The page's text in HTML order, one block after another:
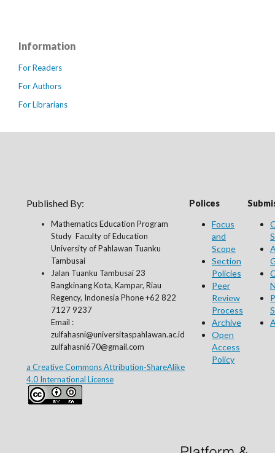
Information
For Readers
For Authors
For Librarians
Published By:
Mathematics Education Program
Study Faculty of Education
University of Pahlawan Tuanku
Tambusai
Jalan Tuanku Tambusai 23
Bangkinang Kota, Kampar, Riau
Regency, Indonesia Phone +62 822
7127 9237
Email :
zulfahasni@universitaspahlawan.ac.id
zulfahasni670@gmail.com
a Creative Commons Attribution-ShareAlike
4.0 International License
Polices
Focus
and
Scope
Section
Policies
Peer
Review
Process
Archive
Open
Access
Policy